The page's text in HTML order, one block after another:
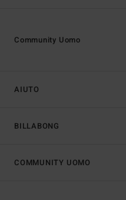
AIUTO
BILLABONG
Community Uomo
COMMUNITY UOMO